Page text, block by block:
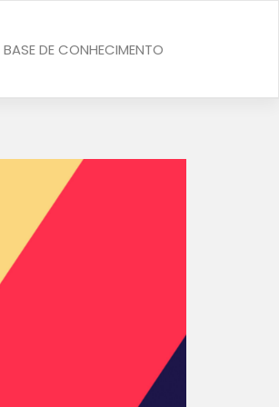
BASE DE CONHECIMENTO